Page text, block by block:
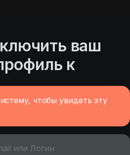
ваш
к
чтобы увидеть эту